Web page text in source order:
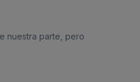
nuestra parte, pero